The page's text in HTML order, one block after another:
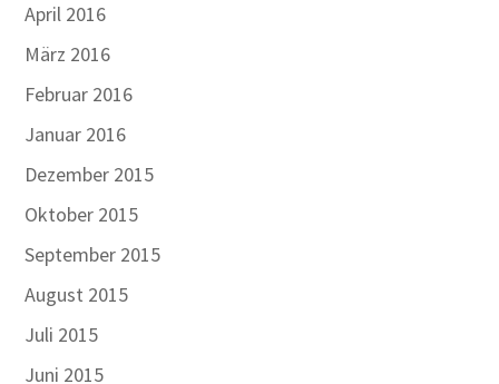
April 2016
März 2016
Februar 2016
Januar 2016
Dezember 2015
Oktober 2015
September 2015
August 2015
Juli 2015
Juni 2015